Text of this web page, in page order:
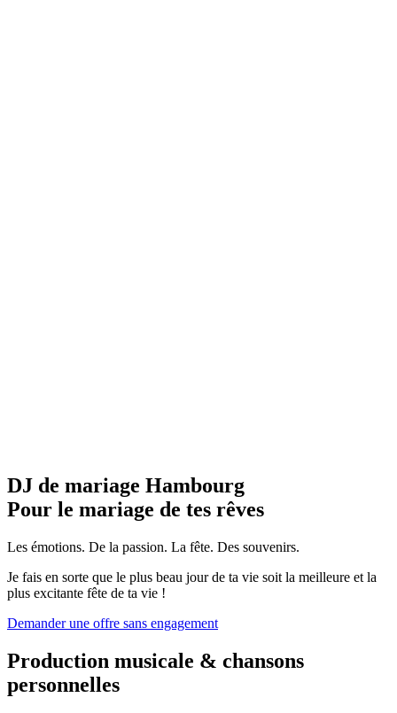
DJ de mariage Hambourg
Pour le mariage de tes rêves
Les émotions. De la passion. La fête. Des souvenirs.
Je fais en sorte que le plus beau jour de ta vie soit la meilleure et la
plus excitante fête de ta vie !
Demander une offre sans engagement
Production musicale & chansons
personnelles